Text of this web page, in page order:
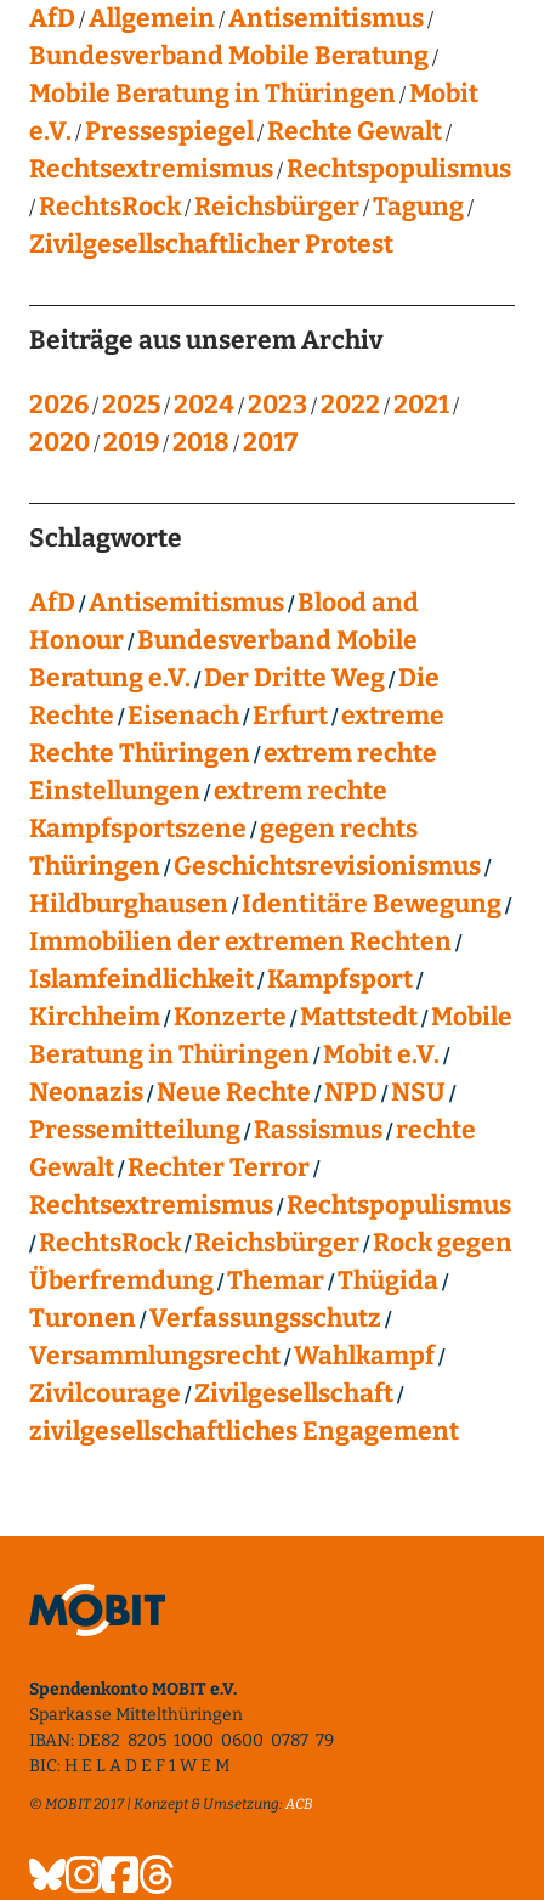
AfD Allgemein Antisemitismus
Bundesverband Mobile Beratung
Mobile Beratung in Thüringen Mobit
e.V. Pressespiegel Rechte Gewalt
Rechtsextremismus Rechtspopulismus
RechtsRock Reichsbürger Tagung
Zivilgesellschaftlicher Protest
Beiträge aus unserem Archiv
2026 2025 2024 2023 2022 2021
2020 2019 2018 2017
Schlagworte
AfD Antisemitismus Blood and
Honour Bundesverband Mobile
Beratung e.V. Der Dritte Weg Die
Rechte Eisenach Erfurt extreme
Rechte Thüringen extrem rechte
Einstellungen extrem rechte
Kampfsportszene gegen rechts
Thüringen Geschichtsrevisionismus
Hildburghausen Identitäre Bewegung
Immobilien der extremen Rechten
Islamfeindlichkeit Kampfsport
Kirchheim Konzerte Mattstedt Mobile
Beratung in Thüringen Mobit e.V.
Neonazis Neue Rechte NPD NSU
Pressemitteilung Rassismus rechte
Gewalt Rechter Terror
Rechtsextremismus Rechtspopulismus
RechtsRock Reichsbürger Rock gegen
Überfremdung Themar Thügida
Turonen Verfassungsschutz
Versammlungsrecht Wahlkampf
Zivilcourage Zivilgesellschaft
zivilgesellschaftliches Engagement
Spendenkonto MOBIT e.V.
Sparkasse Mittelthüringen
IBAN: DE82 8205 1000 0600 0787 79
BIC: H E L A D E F 1 W E M
© MOBIT 2017 | Konzept & Umsetzung:ACB